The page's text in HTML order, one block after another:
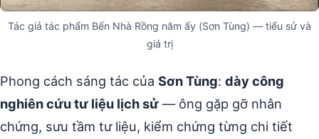
Tác giả tác phẩm Bến Nhà Rồng năm ấy (Sơn Tùng) — tiểu sử và
giá trị
Phong cách sáng tác của Sơn Tùng: dày công
nghiên cứu tư liệu lịch sử — ông gặp gỡ nhân
chứng, sưu tầm tư liệu, kiểm chứng từng chi tiết